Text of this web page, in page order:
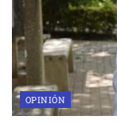
OPINIÓN